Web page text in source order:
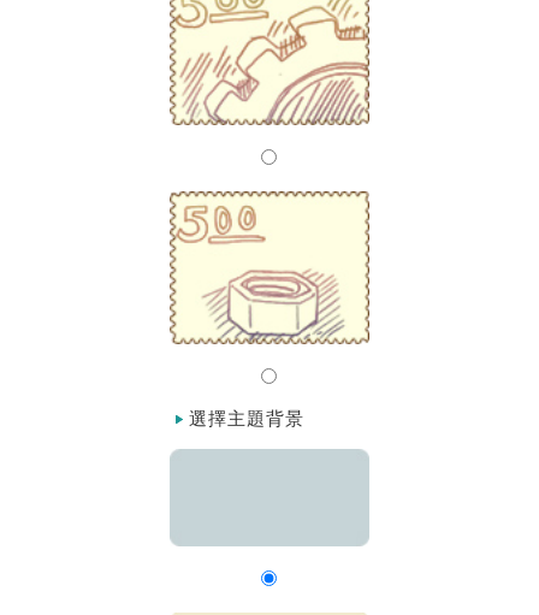
選擇主題背景